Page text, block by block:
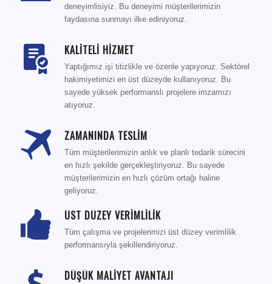
deneyimlisiyiz. Bu deneyimi müşterilerimizin
faydasına sunmayı ilke ediniyoruz.
KALİTELİ HİZMET
Yaptığımız işi titizlikle ve özenle yapıyoruz. Sektörel
hakimiyetimizi en üst düzeyde kullanıyoruz. Bu
sayede yüksek performanslı projelere imzamızı
atıyoruz.
ZAMANINDA TESLİM
Tüm müşterilerimizin anlık ve planlı tedarik sürecini
en hızlı şekilde gerçekleştiriyoruz. Bu sayede
müşterilerimizin en hızlı çözüm ortağı haline
geliyoruz.
ÜST DÜZEY VERİMLİLİK
Tüm çalışma ve projelerimizi üst düzey verimlilik
performansıyla şekillendiriyoruz.
DÜŞÜK MALİYET AVANTAJI